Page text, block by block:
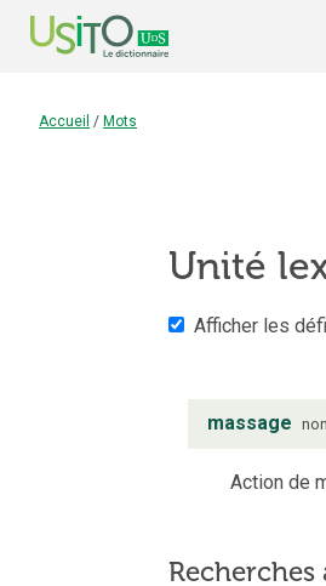
Accueil / Mots
Unité
Afficher les
massage
Action de
Recherches